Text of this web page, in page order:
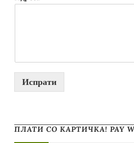
Испрати
ПЛАТИ СО КАРТИЧКА! PAY